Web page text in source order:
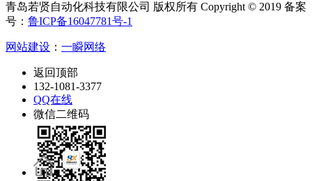
青岛若贤自动化科技有限公司 版权所有 Copyright © 2019 备案
号： 鲁ICP备16047781号-1
网站建设 ： 一瞬网络
返回顶部
132-1081-3377
QQ在线
微信二维码